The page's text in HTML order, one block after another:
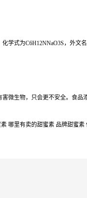
式为C6H12NNaO3S，外文名
微生物，只会更不安全。食
哪里有卖的甜蜜素 品牌甜蜜